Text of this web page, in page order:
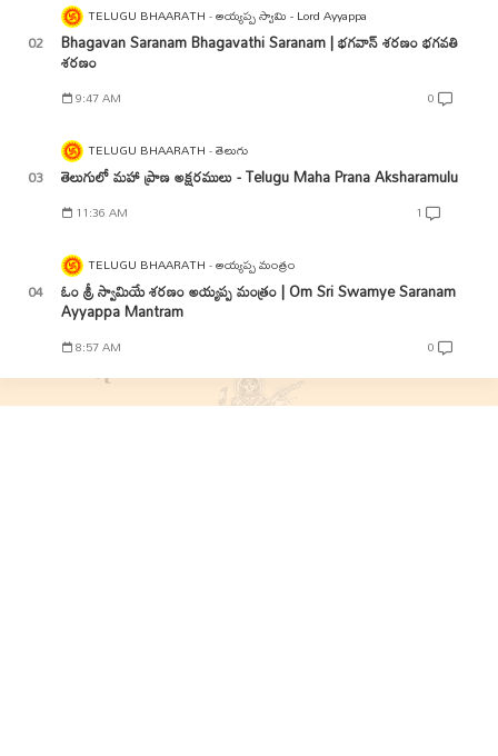
TELUGU BHAARATH అయ్యప్ప స్వామి - Lord Ayyappa
Bhagavan Saranam Bhagavathi Saranam | భగవాన్ శరణం భగవతి
శరణం
9:47 AM 0
TELUGU BHAARATH తెలుగు
తెలుగులో మహా ప్రాణ అక్షరములు - Telugu Maha Prana Aksharamulu
11:36 AM 1
TELUGU BHAARATH అయ్యప్ప మంత్రం
ఓం శ్రీ స్వామియే శరణం అయ్యప్ప మంత్రం | Om Sri Swamye Saranam
Ayyappa Mantram
8:57 AM 0